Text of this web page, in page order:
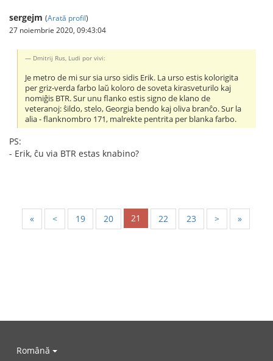
sergejm (Arată profil)
27 noiembrie 2020, 09:43:04
Dmitrij Rus, Ludi por vivi:
Je metro de mi sur sia urso sidis Erik. La urso estis kolorigita
per griz-verda farbo laŭ koloro de soveta kirasveturilo kaj
nomiĝis BTR. Sur unu flanko estis signo de klano de
veteranoj: ŝildo, stelo, Georgia bendo kaj oliva branĉo. Sur la
alia - flanknombro 171, malrekte pentrita per blanka farbo.
PS:
- Erik, ĉu via BTR estas knabino?
« < 19 20 21 22 23 > »
Română